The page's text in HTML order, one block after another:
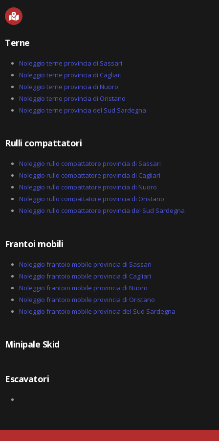
M
a
p
m
r
k
d
-
a
Terne
Noleggio terne provincia di Sassari
Noleggio terne provincia di Cagliari
Noleggio terne provincia di Nuoro
Noleggio terne provincia di Oristano
Noleggio terne provincia del Sud Sardegna
Rulli compattatori
Noleggio rullo compattatore provincia di Sassari
Noleggio rullo compattatore provincia di Cagliari
Noleggio rullo compattatore provincia di Nuoro
Noleggio rullo compattatore provincia di Oristano
Noleggio rullo compattatore provincia del Sud Sardegna
Frantoi mobili
Noleggio frantoio mobile provincia di Sassari
Noleggio frantoio mobile provincia di Cagliari
Noleggio frantoio mobile provincia di Nuoro
Noleggio frantoio mobile provincia di Oristano
Noleggio frantoio mobile provincia del Sud Sardegna
Minipale Skid
Escavatori